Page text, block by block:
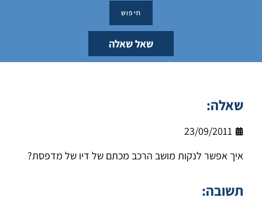
שאל שאלה
שאלה:
23/09/2011
איך אפשר לנקות מושב הרכב מכתם של דיו של מדפסת?
תשובה: